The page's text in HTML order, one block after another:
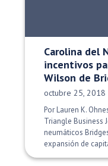
Carolina del
incentivos
Wilson de
Fecha de
octubre 25, 2018
Por Lauren K.
Triangle Business
neumáticos
expansión de